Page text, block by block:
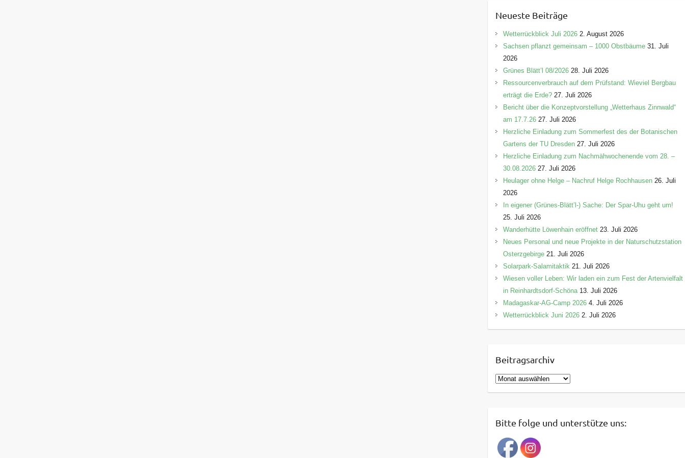
g
o
r
e
n
Neueste Beiträge
Wetterrückblick Juli 2026 2. August 2026
Sachsen pflanzt gemeinsam – 1000 Obstbäume 31. Juli
2026
Grünes Blätt’l 08/2026 28. Juli 2026
Ressourcenverbrauch auf dem Prüfstand: Wieviel Bergbau
erträgt die Erde? 27. Juli 2026
Bericht über die Konzeptvorstellung „Wetterhaus Zinnwald“
am 17.7.26 27. Juli 2026
Herzliche Einladung zum Sommerfest des der Botanischen
Gartens der TU Dresden 27. Juli 2026
Herzliche Einladung zum Nachmähwochenende vom 28. –
30.08.2026 27. Juli 2026
Heulager ohne Helge – Nachruf Helge Rochhausen 26. Juli
2026
In eigener (Grünes-Blätt’l-) Sache: Der Spar-Uhu geht um!
25. Juli 2026
Wanderhütte Löwenhain eröffnet 23. Juli 2026
Neues Personal und neue Projekte in der Naturschutzstation
Osterzgebirge 21. Juli 2026
Solarpark-Salamitaktik 21. Juli 2026
Wiesen voller Leben: Wir laden ein zum Fest der Artenvielfalt
in Reinhardtsdorf-Schöna 13. Juli 2026
Madagaskar-AG-Camp 2026 4. Juli 2026
Wetterrückblick Juni 2026 2. Juli 2026
Beitragsarchiv
B
e
r
g
Bitte folge und unterstütze uns: